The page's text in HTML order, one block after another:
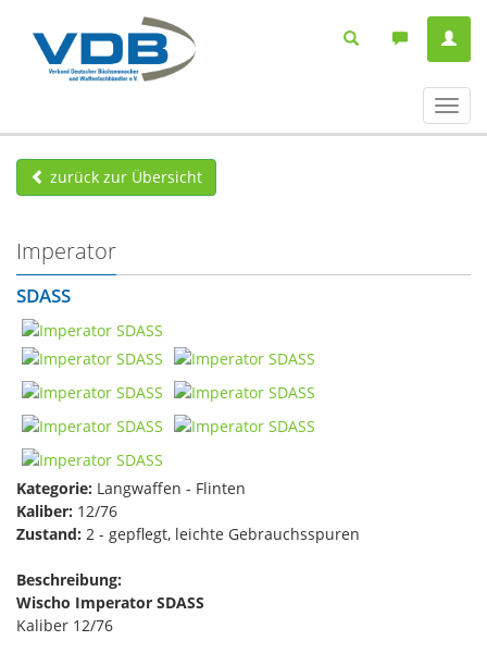
ein-/
zurück zur Übersicht
Imperator
SDASS
Kategorie: Langwaffen - Flinten
Kaliber: 12/76
Zustand: 2 - gepflegt, leichte Gebrauchsspuren
Beschreibung:
Wischo Imperator SDASS
Kaliber 12/76